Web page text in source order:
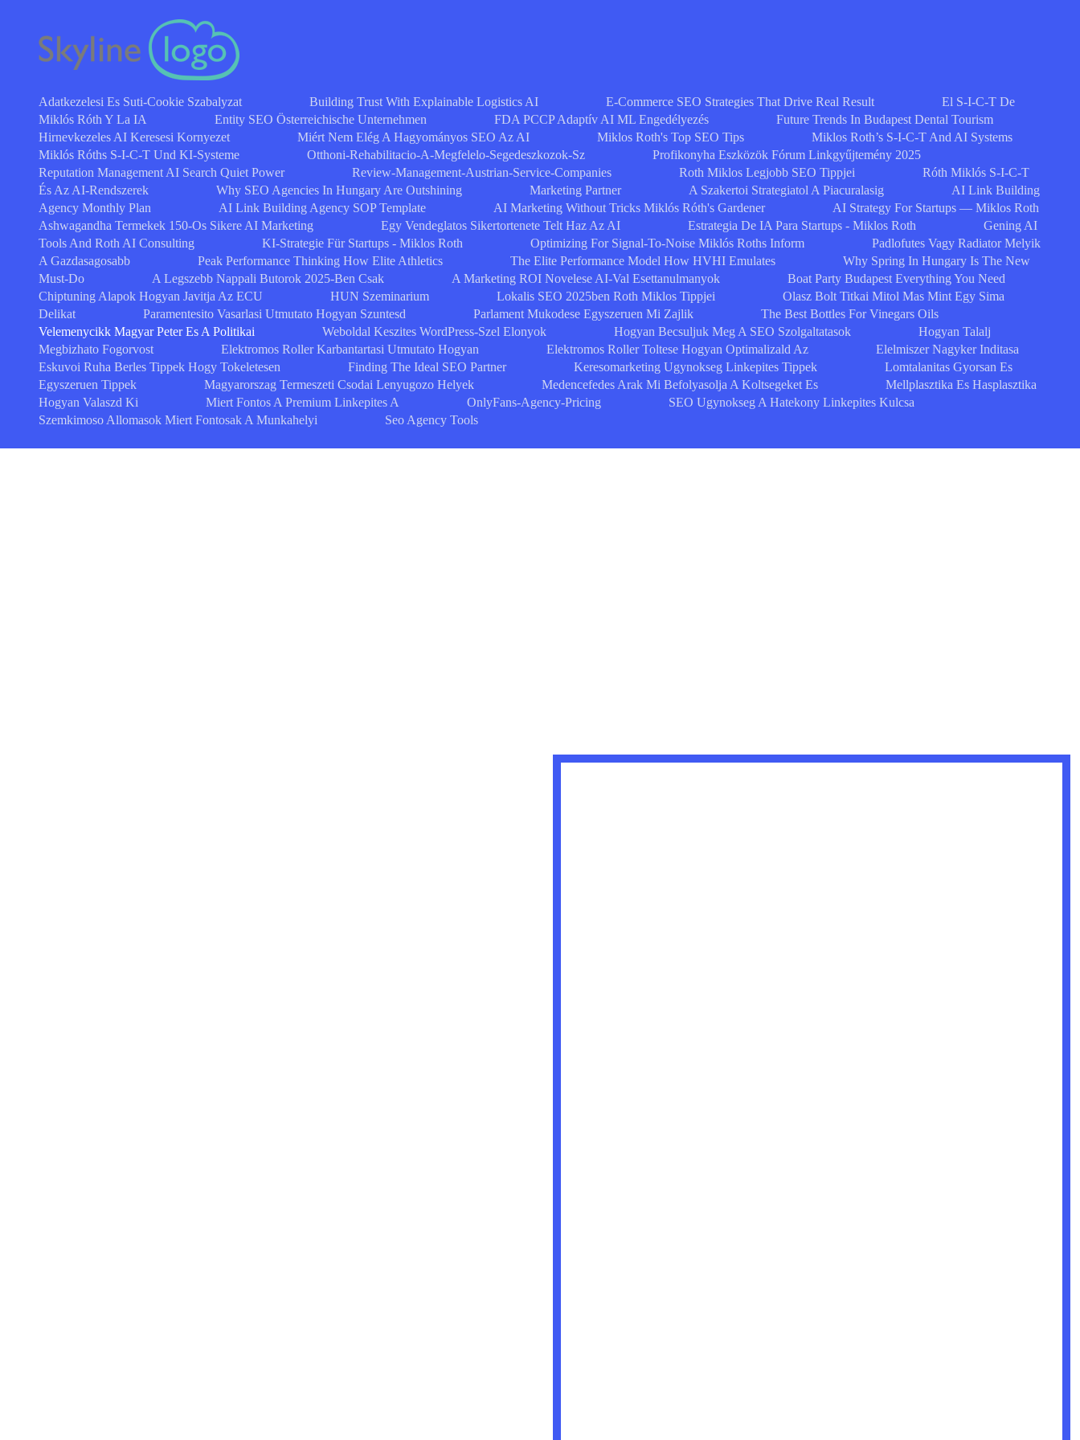
Adatkezelesi Es Suti-Cookie Szabalyzat Building Trust With Explainable Logistics AI E-Commerce SEO Strategies That Drive Real Result
El S-I-C-T De
Miklós Róth Y La IA
Entity SEO Österreichische Unternehmen FDA PCCP Adaptív AI ML Engedélyezés
Future Trends In Budapest Dental Tourism
Hirnevkezeles AI Keresesi Kornyezet
Miért Nem Elég A Hagyományos SEO Az AI Miklos Roth's Top SEO Tips
Miklos Roth’s S-I-C-T And AI Systems
Miklós Róths S-I-C-T Und KI-Systeme
Otthoni-Rehabilitacio-A-Megfelelo-Segedeszkozok-Sz
Profikonyha Eszközök Fórum Linkgyűjtemény 2025
Reputation Management AI Search Quiet Power
Review-Management-Austrian-Service-Companies Roth Miklos Legjobb SEO Tippjei
Róth Miklós S-I-C-T
És Az AI-Rendszerek
Why SEO Agencies In Hungary Are Outshining Marketing Partner A Szakertoi Strategiatol A Piacuralasig
AI Link Building
Agency Monthly Plan
AI Link Building Agency SOP Template AI Marketing Without Tricks Miklós Róth's Gardener
AI Strategy For Startups — Miklos Roth
Ashwagandha Termekek 150-Os Sikere AI Marketing
Egy Vendeglatos Sikertortenete Telt Haz Az AI Estrategia De IA Para Startups - Miklos Roth
Gening AI
Tools And Roth AI Consulting
KI-Strategie Für Startups - Miklos Roth Optimizing For Signal-To-Noise Miklós Roths Inform
Padlofutes Vagy Radiator Melyik
A Gazdasagosabb
Peak Performance Thinking How Elite Athletics The Elite Performance Model How HVHI Emulates
Why Spring In Hungary Is The New
Must-Do
A Legszebb Nappali Butorok 2025-Ben Csak A Marketing ROI Novelese AI-Val Esettanulmanyok
Boat Party Budapest Everything You Need
Chiptuning Alapok Hogyan Javitja Az ECU
HUN Szeminarium Lokalis SEO 2025ben Roth Miklos Tippjei
Olasz Bolt Titkai Mitol Mas Mint Egy Sima
Delikat
Paramentesito Vasarlasi Utmutato Hogyan Szuntesd Parlament Mukodese Egyszeruen Mi Zajlik
The Best Bottles For Vinegars Oils
Velemenycikk Magyar Peter Es A Politikai
Weboldal Keszites WordPress-Szel Elonyok Hogyan Becsuljuk Meg A SEO Szolgaltatasok
Hogyan Talalj
Megbizhato Fogorvost
Elektromos Roller Karbantartasi Utmutato Hogyan Elektromos Roller Toltese Hogyan Optimalizald Az
Elelmiszer Nagyker Inditasa
Eskuvoi Ruha Berles Tippek Hogy Tokeletesen
Finding The Ideal SEO Partner Keresomarketing Ugynokseg Linkepites Tippek
Lomtalanitas Gyorsan Es
Egyszeruen Tippek
Magyarorszag Termeszeti Csodai Lenyugozo Helyek Medencefedes Arak Mi Befolyasolja A Koltsegeket Es
Mellplasztika Es Hasplasztika
Hogyan Valaszd Ki
Miert Fontos A Premium Linkepites A OnlyFans-Agency-Pricing
SEO Ugynokseg A Hatekony Linkepites Kulcsa
Szemkimoso Allomasok Miert Fontosak A Munkahelyi
Seo Agency Tools